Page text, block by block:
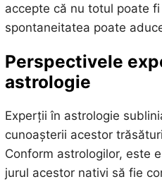
accepte că nu totul poate
spontaneitatea poate
Perspectivele
astrologie
Experții în astrologie
cunoașterii acestor
Conform astrologilor, este
jurul acestor nativi să fie